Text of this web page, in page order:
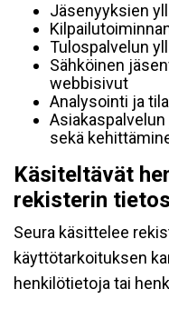
Jäsenyyksien
Tulospalvelun
Sähköinen
webbisivut
Analysointi ja
sekä
Käsiteltävät
rekisterin
Seura käsittelee
käyttötarkoituksen
henkilötietoja tai